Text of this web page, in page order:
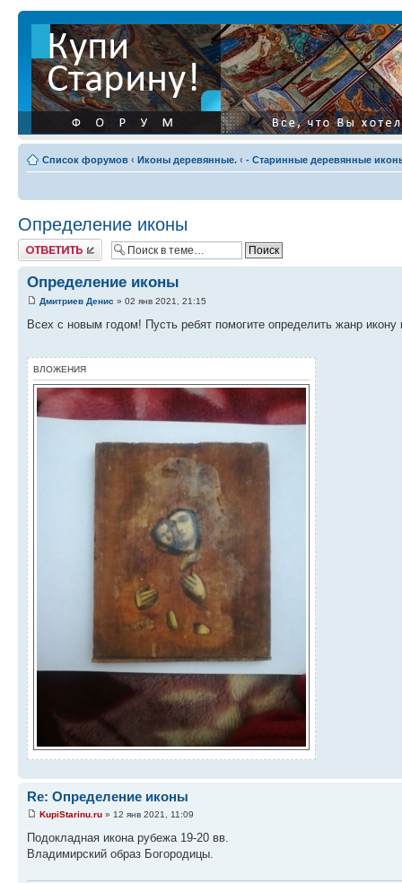
Список форумов ‹ Иконы деревянные. ‹ - Старинные деревянные
Определение иконы
Ответить
Определение иконы
Дмитриев Денис » 02 янв 2021, 21:15
Всех с новым годом! Пусть ребят помогите определить жанр икону
ВЛОЖЕНИЯ
Re: Определение иконы
KupiStarinu.ru » 12 янв 2021, 11:09
Подокладная икона рубежа 19-20 вв.
Владимирский образ Богородицы.